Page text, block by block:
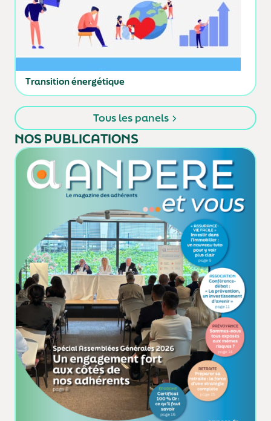
Transition énergétique
Tous les panels
NOS PUBLICATIONS